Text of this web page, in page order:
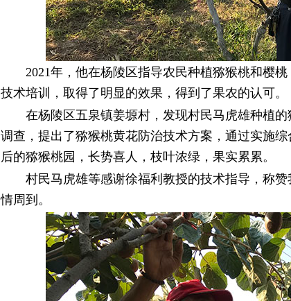
2021年，他在杨陵区指导农民种植猕猴桃和樱桃
技术培训，取得了明显的效果，得到了果农的认可。
在杨陵区五泉镇姜塬村，发现村民马虎雄种植的
调查，提出了猕猴桃黄花防治技术方案，通过实施
后的猕猴桃园，长势喜人，枝叶浓绿，果实累累。
村民马虎雄等感谢徐福利教授的技术指导，称赞
情周到。